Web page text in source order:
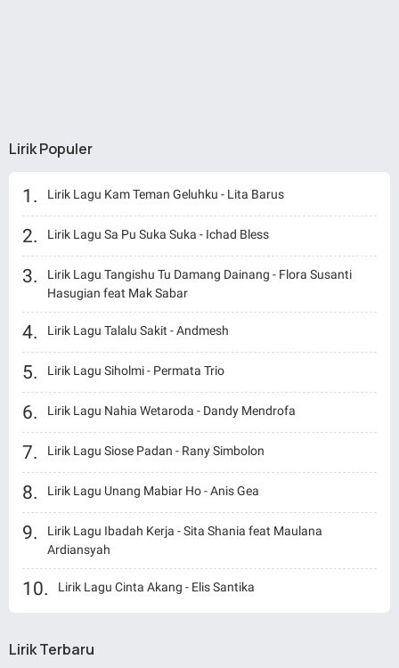
Lirik Populer
Lirik Lagu Kam Teman Geluhku - Lita Barus
Lirik Lagu Sa Pu Suka Suka - Ichad Bless
Lirik Lagu Tangishu Tu Damang Dainang - Flora Susanti
Hasugian feat Mak Sabar
Lirik Lagu Talalu Sakit - Andmesh
Lirik Lagu Siholmi - Permata Trio
Lirik Lagu Nahia Wetaroda - Dandy Mendrofa
Lirik Lagu Siose Padan - Rany Simbolon
Lirik Lagu Unang Mabiar Ho - Anis Gea
Lirik Lagu Ibadah Kerja - Sita Shania feat Maulana
Ardiansyah
Lirik Lagu Cinta Akang - Elis Santika
Lirik Terbaru